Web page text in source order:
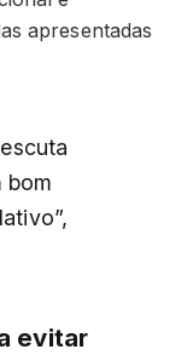
apresentadas
bom
evitar